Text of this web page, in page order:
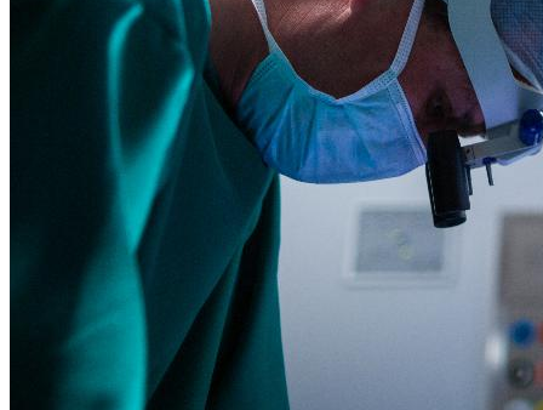
Узбекистан Хочет Собирать БелАЗы.
Лукашенко Пообещал «подставить
Плечо»
Какие Навыки Станут Ключевыми
Через 10 Лет И Как Подготовиться К Ним
Сегодня
Шипы Или Липучка? Что Выбрать В
Условиях Российской Зимы?
7 Домашних Методов Для Улучшения
Памяти И Концентрации